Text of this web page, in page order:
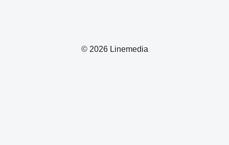
© 2026 Linemedia